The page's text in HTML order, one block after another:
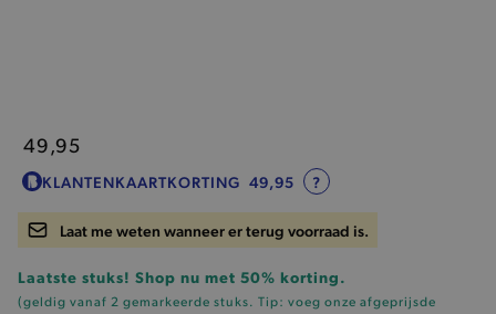
49,95
KLANTENKAARTKORTING 49,95 ?
Laat me weten wanneer er terug voorraad is.
Laatste stuks! Shop nu met 50% korting.
(geldig vanaf 2 gemarkeerde stuks. Tip: voeg onze afgeprijsde